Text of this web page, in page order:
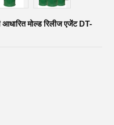
मोल्ड रिलीज एजेंट DT-